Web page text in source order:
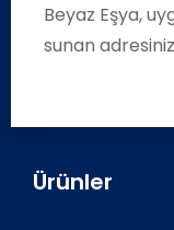
Beyaz Eşya,
sunan
Ürünler